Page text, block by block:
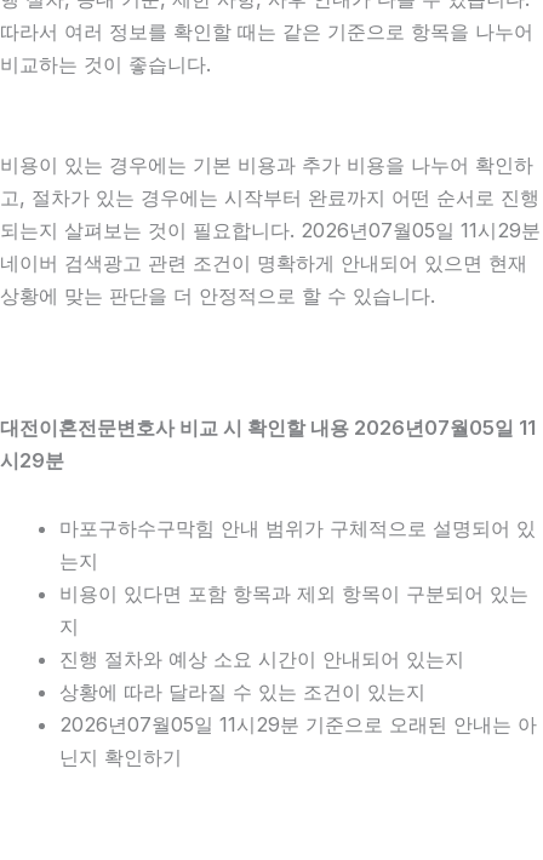
따라서 여러 정보를 확인할 때는 같은 기준으로 항목을 나누어
비교하는 것이 좋습니다.
비용이 있는 경우에는 기본 비용과 추가 비용을 나누어 확인하
고, 절차가 있는 경우에는 시작부터 완료까지 어떤 순서로 진행
되는지 살펴보는 것이 필요합니다. 2026년07월05일 11시29분
네이버 검색광고 관련 조건이 명확하게 안내되어 있으면 현재
상황에 맞는 판단을 더 안정적으로 할 수 있습니다.
대전이혼전문변호사 비교 시 확인할 내용 2026년07월05일 11
시29분
마포구하수구막힘 안내 범위가 구체적으로 설명되어 있
는지
비용이 있다면 포함 항목과 제외 항목이 구분되어 있는
지
진행 절차와 예상 소요 시간이 안내되어 있는지
상황에 따라 달라질 수 있는 조건이 있는지
2026년07월05일 11시29분 기준으로 오래된 안내는 아
닌지 확인하기